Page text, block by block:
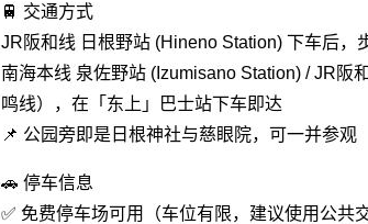
🚆 交通方式
JR阪和线 日根野站 (Hineno Station) 下车后，
南海本线 泉佐野站 (Izumisano Station) / JR阪
鸣线），在「东上」巴士站下车即达
📌 公园旁即是日根神社与慈眼院，可一并参观
🚗 停车信息
✅ 免费停车场可用（车位有限，建议使用公共交